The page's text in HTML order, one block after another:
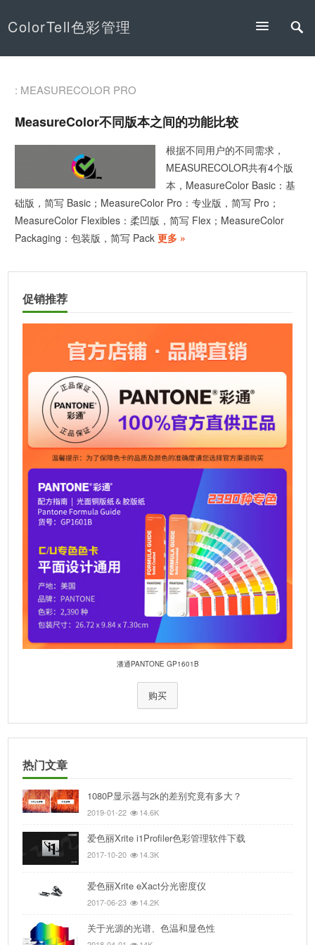
ColorTell色彩管理
: MEASURECOLOR PRO
MeasureColor不同版本之间的功能比较
根据不同用户的不同需求，
MEASURECOLOR共有4个版
本，MeasureColor Basic：基
础版，简写 Basic；MeasureColor Pro：专业版，简写 Pro；
MeasureColor Flexibles：柔凹版，简写 Flex；MeasureColor
Packaging：包装版，简写 Pack 更多 »
促销推荐
潘通PANTONE GP1601B
购买
热门文章
1080P显示器与2k的差别究竟有多大？
2019-01-22 14.6K
爱色丽Xrite i1Profiler色彩管理软件下载
2017-10-20 14.3K
爱色丽Xrite eXact分光密度仪
2017-06-23 14.2K
关于光源的光谱、色温和显色性